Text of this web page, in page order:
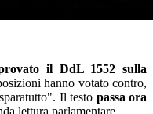
il DdL 1552 sulla
hanno votato contro,
Il testo passa ora